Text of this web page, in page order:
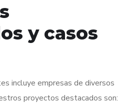
y casos
incluye empresas de diversos
proyectos destacados son: